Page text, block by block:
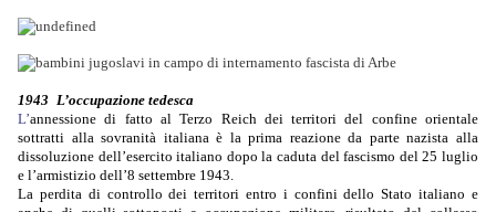
1943 L’occupazione tedesca
L’annessione di fatto al Terzo Reich dei territori del confine orientale
sottratti alla sovranità italiana è la prima reazione da parte nazista alla
dissoluzione dell’esercito italiano dopo la caduta del fascismo del 25 luglio
e l’armistizio dell’8 settembre 1943.
La perdita di controllo dei territori entro i confini dello Stato italiano e